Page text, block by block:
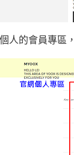
人的會員專區